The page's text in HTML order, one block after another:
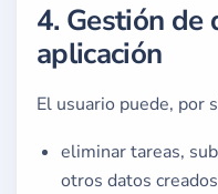
4. Gestión de
aplicación
El usuario puede, por
eliminar tareas,
otros datos